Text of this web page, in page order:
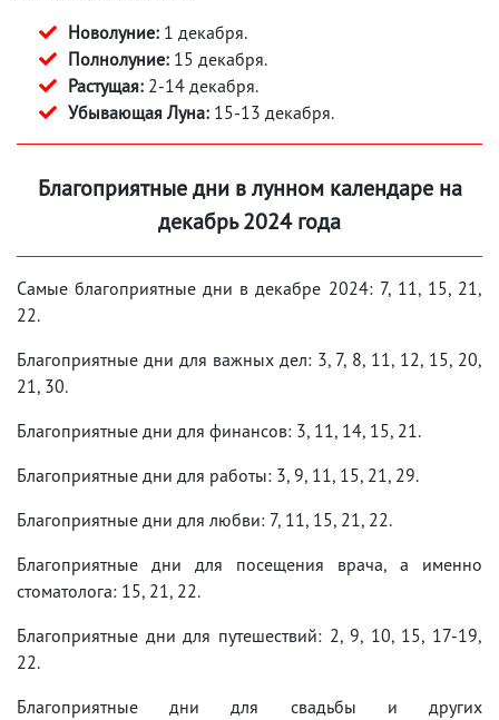
Новолуние: 1 декабря.
Полнолуние: 15 декабря.
Растущая: 2-14 декабря.
Убывающая Луна: 15-13 декабря.
Благоприятные дни в лунном календаре на
декабрь 2024 года
Самые благоприятные дни в декабре 2024: 7, 11, 15, 21,
22.
Благоприятные дни для важных дел: 3, 7, 8, 11, 12, 15, 20,
21, 30.
Благоприятные дни для финансов: 3, 11, 14, 15, 21.
Благоприятные дни для работы: 3, 9, 11, 15, 21, 29.
Благоприятные дни для любви: 7, 11, 15, 21, 22.
Благоприятные дни для посещения врача, а именно
стоматолога: 15, 21, 22.
Благоприятные дни для путешествий: 2, 9, 10, 15, 17-19,
22.
Благоприятные дни для свадьбы и других